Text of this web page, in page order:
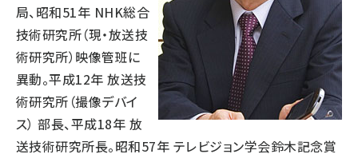
局、昭和51年 NHK総合
技術研究所（現・放送技
術研究所）映像管班に
異動。平成12年 放送技
術研究所（撮像デバイ
ス） 部長、平成18年 放
送技術研究所長。昭和57年 テレビジョン学会鈴木記念賞